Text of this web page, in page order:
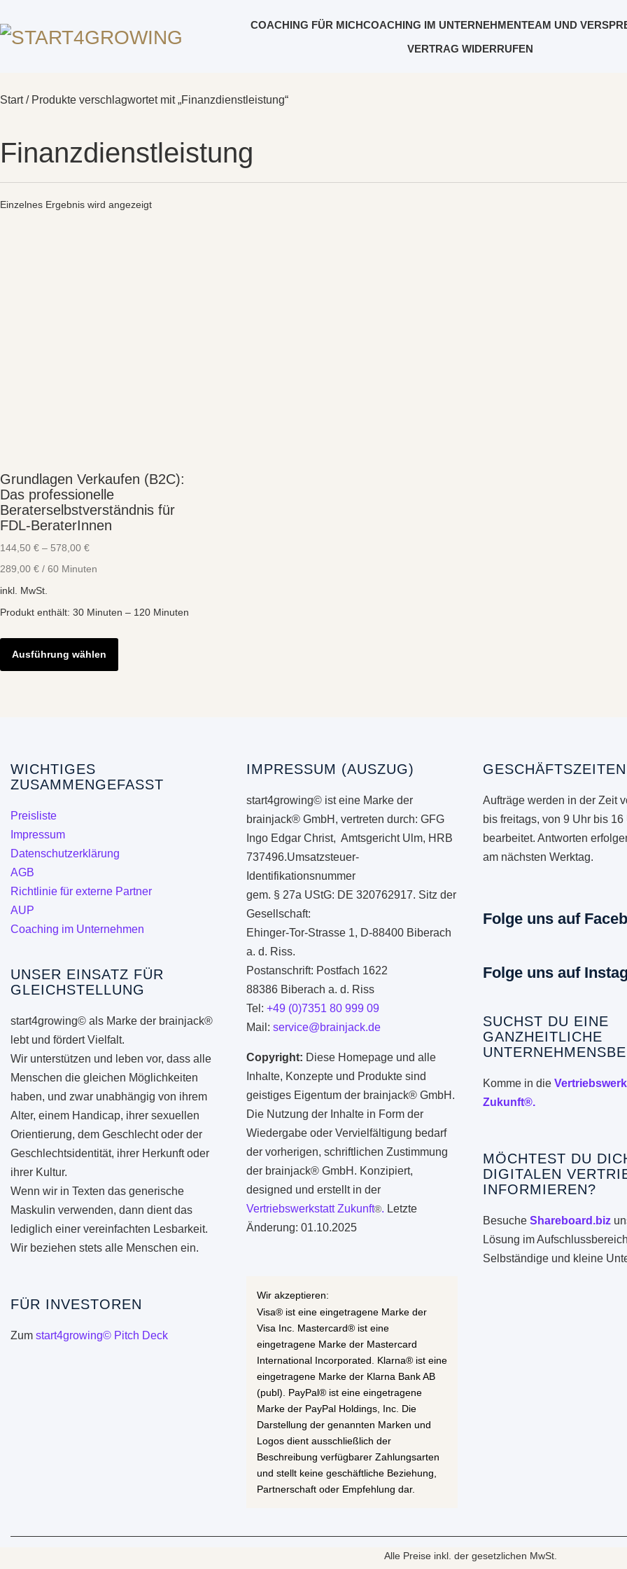
COACHING FÜR MICHCOACHING IM UNTERNEHMENTEAM UND
VERTRAG WIDERRUFEN
Start/ Produkte verschlagwortet mit „Finanzdienstleistung“
Finanzdienstleistung
Einzelnes Ergebnis wird angezeigt
Grundlagen Verkaufen (B2C):
Das professionelle
Beraterselbstverständnis für
FDL-BeraterInnen
144,50 € – 578,00 €
289,00 € / 60 Minuten
inkl. MwSt.
Produkt enthält: 30 Minuten – 120 Minuten
Ausführung wählen
weist
können
gewählt
WICHTIGES
ZUSAMMENGEFASST
Preisliste
Impressum
Datenschutzerklärung
AGB
Richtlinie für externe Partner
AUP
Coaching im Unternehmen
UNSER EINSATZ FÜR
GLEICHSTELLUNG
start4growing© als Marke der brainjack®
lebt und fördert Vielfalt.
Wir unterstützen und leben vor, dass alle
Menschen die gleichen Möglichkeiten
haben, und zwar unabhängig von ihrem
Alter, einem Handicap, ihrer sexuellen
Orientierung, dem Geschlecht oder der
Geschlechtsidentität, ihrer Herkunft oder
ihrer Kultur.
Wenn wir in Texten das generische
Maskulin verwenden, dann dient das
lediglich einer vereinfachten Lesbarkeit.
Wir beziehen stets alle Menschen ein.
FÜR INVESTOREN
Zum start4growing© Pitch Deck
IMPRESSUM (AUSZUG)
start4growing© ist eine Marke der
brainjack® GmbH, vertreten durch: GFG
Ingo Edgar Christ, Amtsgericht Ulm, HRB
737496.Umsatzsteuer-
Identifikationsnummer
gem. § 27a UStG: DE 320762917. Sitz der
Gesellschaft:
Ehinger-Tor-Strasse 1, D-88400 Biberach
a. d. Riss.
Postanschrift: Postfach 1622
88386 Biberach a. d. Riss
Tel:+49 (0)7351 80 999 09
Mail:service@brainjack.de
Copyright: Diese Homepage und alle
Inhalte, Konzepte und Produkte sind
geistiges Eigentum der brainjack® GmbH.
Die Nutzung der Inhalte in Form der
Wiedergabe oder Vervielfältigung bedarf
der vorherigen, schriftlichen Zustimmung
der brainjack® GmbH. Konzipiert,
designed und erstellt in der
Vertriebswerkstatt Zukunft®. Letzte
Änderung: 01.10.2025
Wir akzeptieren:
Visa® ist eine eingetragene Marke der
Visa Inc. Mastercard® ist eine
eingetragene Marke der Mastercard
International Incorporated. Klarna® ist eine
eingetragene Marke der Klarna Bank AB
(publ). PayPal® ist eine eingetragene
Marke der PayPal Holdings, Inc. Die
Darstellung der genannten Marken und
Logos dient ausschließlich der
Beschreibung verfügbarer Zahlungsarten
und stellt keine geschäftliche Beziehung,
Partnerschaft oder Empfehlung dar.
GESCHÄFTSZEITEN
Aufträge werden in der Zeit
bis freitags, von 9 Uhr bis 16
bearbeitet. Antworten
am nächsten Werktag.
Folge uns auf
Folge uns auf
SUCHST DU EINE
GANZHEITLICHE
Komme in die
Zukunft®.
MÖCHTEST DU
DIGITALEN
INFORMIEREN?
Besuche Shareboard.biz
Lösung im
Selbständige und kleine
Alle Preise inkl. der gesetzlichen MwSt.